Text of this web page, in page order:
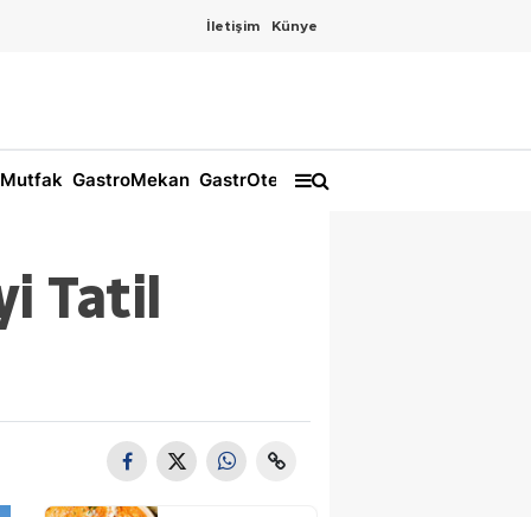
İletişim Künye
GastroMekan GastrOtel
Tatil